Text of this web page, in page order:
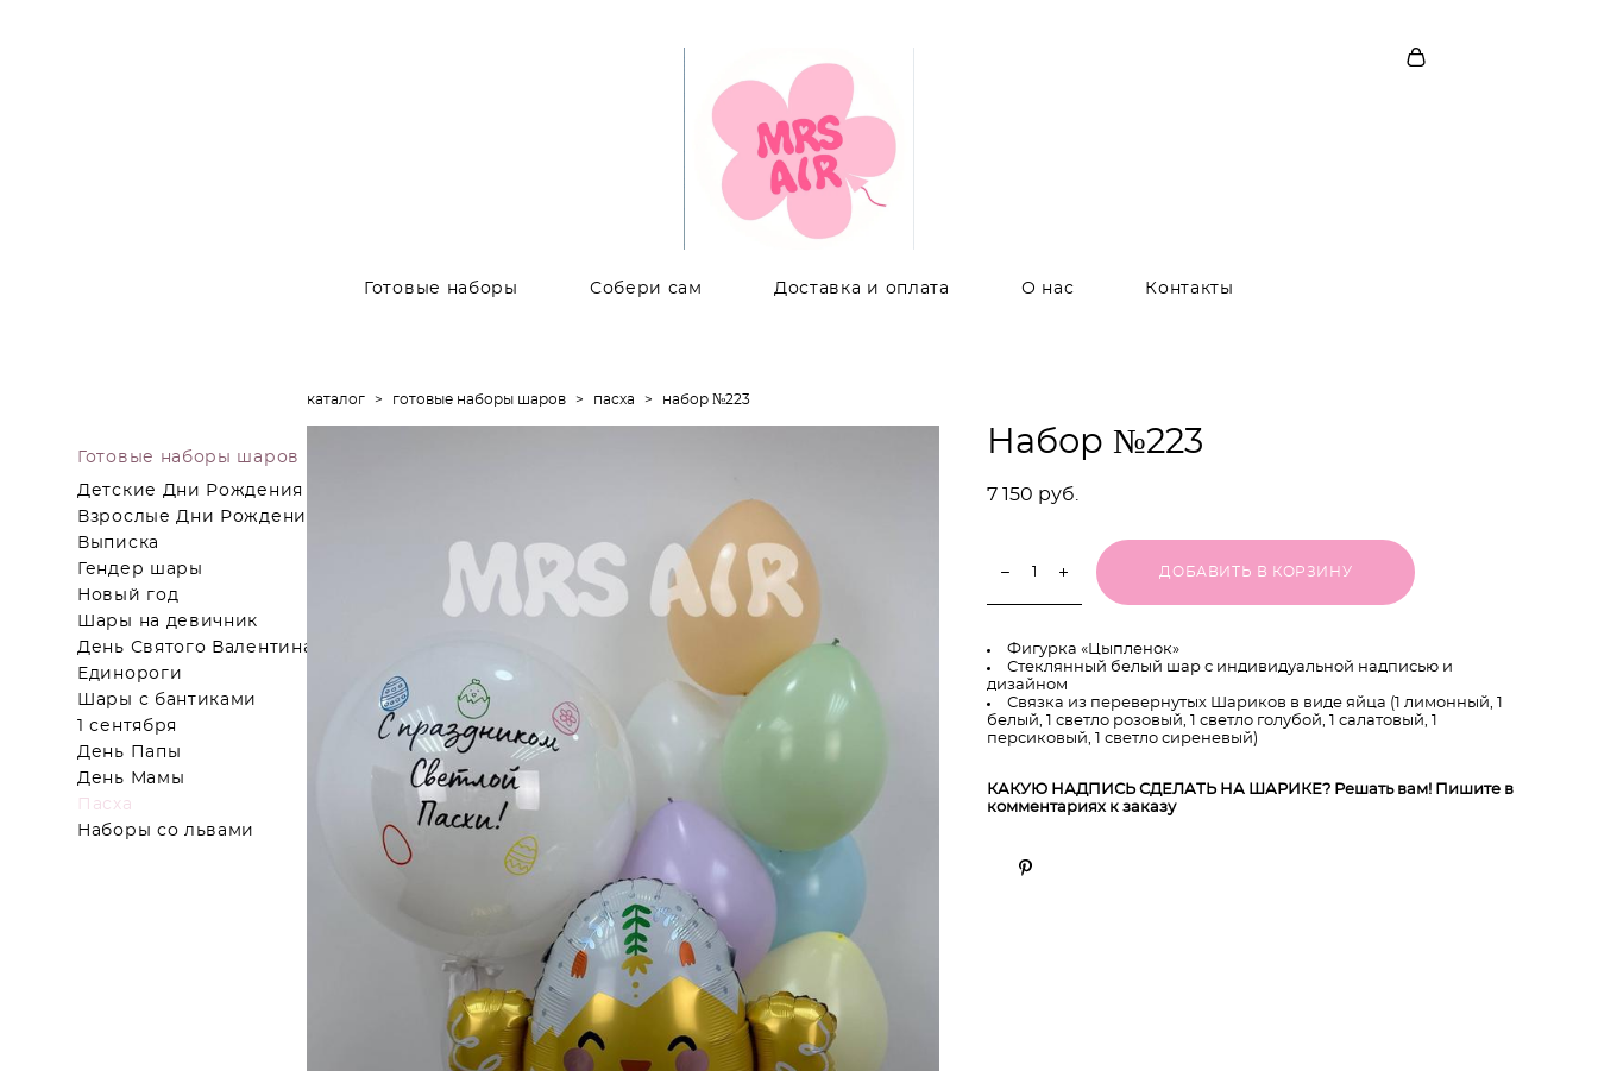
Готовые наборы Собери сам Доставка и оплата О нас Контакты
Готовые наборы шаров
Детские Дни Рождения
Взрослые Дни Рождения
Выписка
Гендер шары
Новый год
Шары на девичник
День Святого Валентина
Единороги
Шары с бантиками
1 сентября
День Папы
День Мамы
Пасха
Наборы со львами
каталог > готовые наборы шаров > пасха > набор №223
Набор №223
7 150 pуб.
ДОБАВИТЬ В КОРЗИНУ
Фигурка «Цыпленок»
Стеклянный белый шар с индивидуальной надписью и
дизайном
Связка из перевернутых Шариков в виде яйца (1 лимонный, 1
белый, 1 светло розовый, 1 светло голубой, 1 салатовый, 1
персиковый, 1 светло сиреневый)
КАКУЮ НАДПИСЬ СДЕЛАТЬ НА ШАРИКЕ? Решать вам! Пишите в
комментариях к заказу